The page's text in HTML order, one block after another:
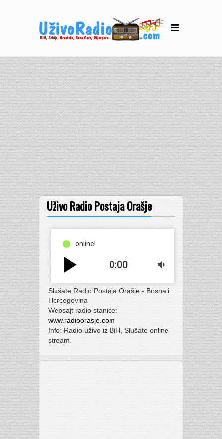
Uživo Radio Postaja Orašje
online!
play_arrow 0:00 volume_down
Slušate Radio Postaja Orašje - Bosna i
Hercegovina
Websajt radio stanice:
www.radioorasje.com
Info: Radio uživo iz BiH, Slušate online
stream.